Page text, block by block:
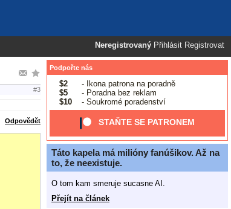
Neregistrovaný Přihlásit Registrovat
#3
Odpovědět
Podpořte nás
$2
- Ikona patrona na poradně
$5
- Poradna bez reklam
$10
- Soukromé poradenství
STAŇTE SE PATRONEM
Táto kapela má milióny fanúšikov. Až na
to, že neexistuje.
O tom kam smeruje sucasne AI.
Přejít na článek